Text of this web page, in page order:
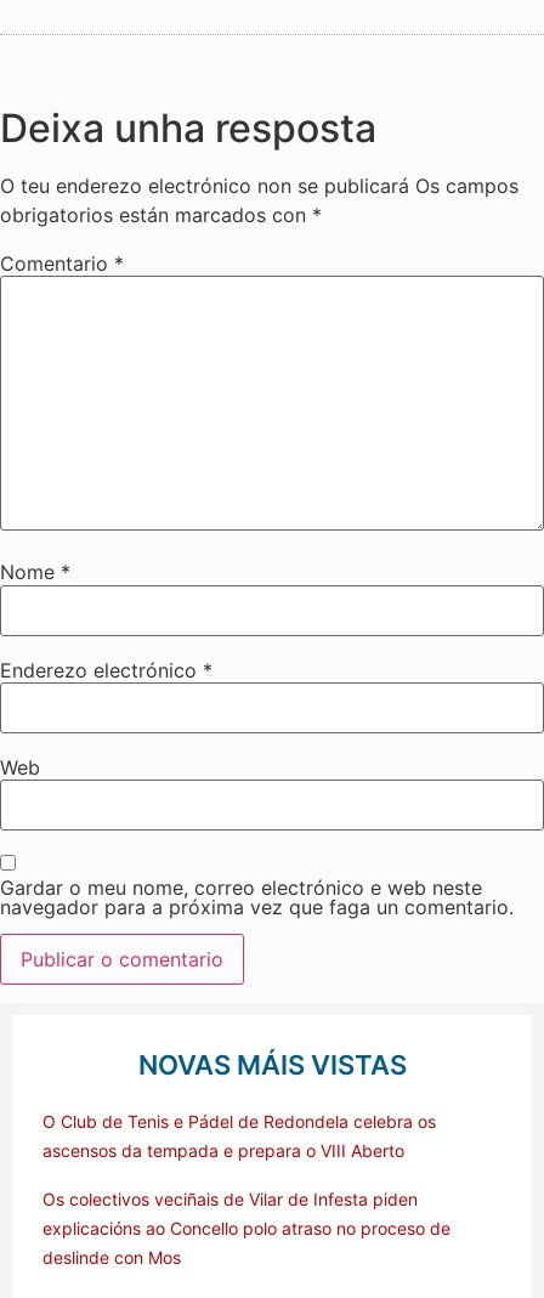
Deixa unha resposta
O teu enderezo electrónico non se publicará Os campos
obrigatorios están marcados con *
Comentario *
Nome *
Enderezo electrónico *
Web
Gardar o meu nome, correo electrónico e web neste
navegador para a próxima vez que faga un comentario.
NOVAS MÁIS VISTAS
O Club de Tenis e Pádel de Redondela celebra os
ascensos da tempada e prepara o VIII Aberto
Os colectivos veciñais de Vilar de Infesta piden
explicacións ao Concello polo atraso no proceso de
deslinde con Mos